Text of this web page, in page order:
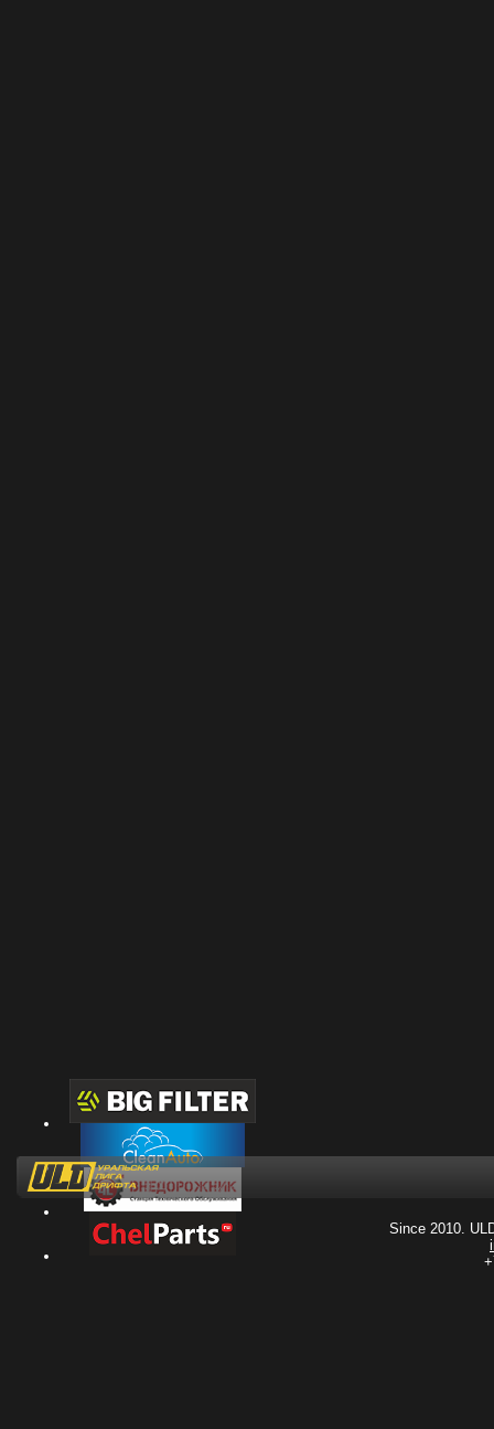
Since 2010.